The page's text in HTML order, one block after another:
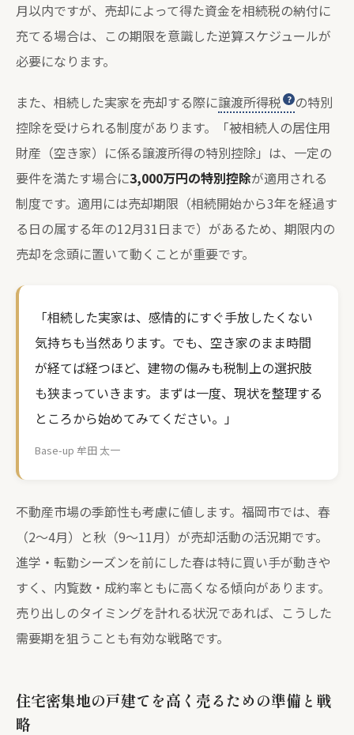
月以内ですが、売却によって得た資金を相続税の納付に
充てる場合は、この期限を意識した逆算スケジュールが
必要になります。
また、相続した実家を売却する際に譲渡所得税
の特別
控除を受けられる制度があります。「被相続人の居住用
財産（空き家）に係る譲渡所得の特別控除」は、一定の
要件を満たす場合に3,000万円の特別控除が適用される
制度です。適用には売却期限（相続開始から3年を経過す
る日の属する年の12月31日まで）があるため、期限内の
売却を念頭に置いて動くことが重要です。
「相続した実家は、感情的にすぐ手放したくない
気持ちも当然あります。でも、空き家のまま時間
が経てば経つほど、建物の傷みも税制上の選択肢
も狭まっていきます。まずは一度、現状を整理する
ところから始めてみてください。」
Base-up 牟田 太一
不動産市場の季節性も考慮に値します。福岡市では、春
（2〜4月）と秋（9〜11月）が売却活動の活況期です。
進学・転勤シーズンを前にした春は特に買い手が動きや
すく、内覧数・成約率ともに高くなる傾向があります。
売り出しのタイミングを計れる状況であれば、こうした
需要期を狙うことも有効な戦略です。
住宅密集地の戸建てを高く売るための準備と戦
略